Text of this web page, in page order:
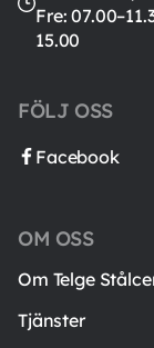
Fre:
15.00
FÖLJ OSS
Facebook
OM OSS
Om Telge
Tjänster